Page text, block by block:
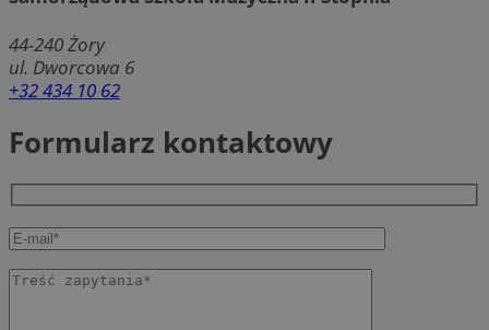
44-240Żory
ul. Dworcowa 6
+32 434 10 62
Formularz kontaktowy